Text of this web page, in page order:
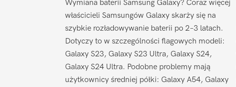
Wymiana baterii Samsung Galaxy? Coraz więcej
właścicieli Samsungów Galaxy skarży się na
szybkie rozładowywanie baterii po 2–3 latach.
Dotyczy to w szczególności flagowych modeli:
Galaxy S23, Galaxy S23 Ultra, Galaxy S24,
Galaxy S24 Ultra. Podobne problemy mają
użytkownicy średniej półki: Galaxy A54, Galaxy